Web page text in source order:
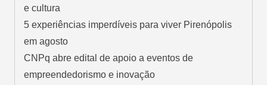
e cultura
5 experiências imperdíveis para viver Pirenópolis
em agosto
CNPq abre edital de apoio a eventos de
empreendedorismo e inovação